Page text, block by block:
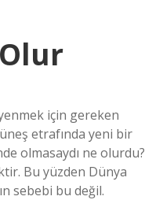
için gereken
etrafında yeni bir
olmasaydı ne olurdu?
Bu yüzden Dünya
sebebi bu değil.